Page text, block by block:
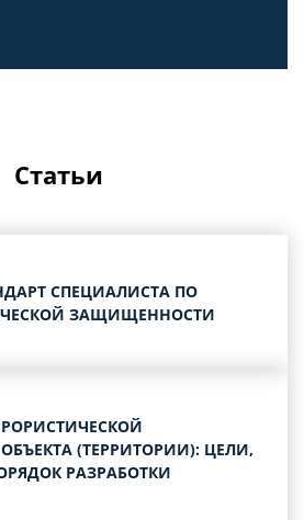
Статьи
СПЕЦИАЛИСТА ПО
ЗАЩИЩЕННОСТИ
(ТЕРРИТОРИИ): ЦЕЛИ,
РАЗРАБОТКИ